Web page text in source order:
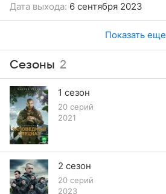
Дата выхода: 6 сентября 2023
Показать еще
Сезоны 2
1 сезон
20 серий
2021
2 сезон
20 серий
2023